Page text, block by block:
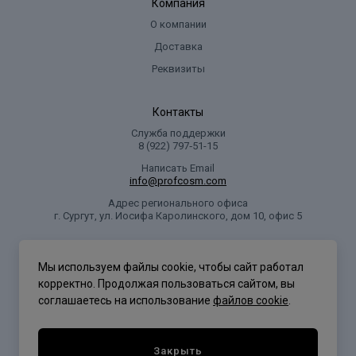
Компания
О компании
Доставка
Реквизиты
Контакты
Служба поддержки
8 (922) 797‑51-15
Написать Email
info@profcosm.com
Адрес регионального офиса
г. Сургут, ул. Иосифа Каролинского, дом 10, офис 5
Мы используем файлы cookie, чтобы сайт работал
корректно. Продолжая пользоваться сайтом, вы
соглашаетесь на использование файлов cookie
Закрыть